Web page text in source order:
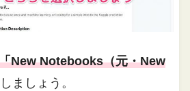
New Notebooks（元・New
ましょう。